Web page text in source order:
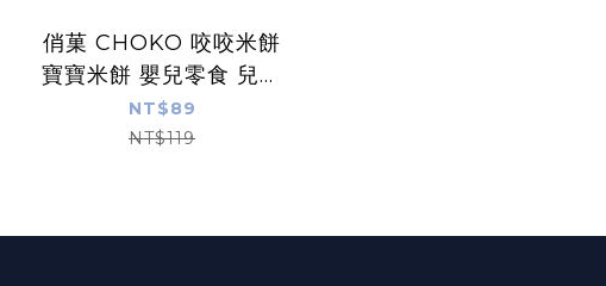
俏菓 CHOKO 咬咬米餅
寶寶米餅 嬰兒零食 兒童
零食 無添加 多款可選
俏果
NT$89
NT$119